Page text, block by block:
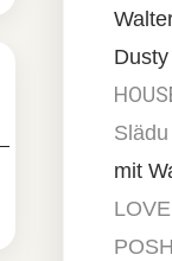
Slädu
mit
POSH